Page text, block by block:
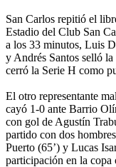
San Carlos repitió el
Estadio del Club San
a los 33 minutos, Luis
y Andrés Santos selló
cerró la Serie H como
El otro representante
cayó 1-0 ante Barrio
con gol de Agustín
partido con dos
Puerto (65’) y Lucas
participación en la copa